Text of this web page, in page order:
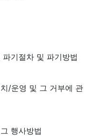
기절차 및 파기방법
/운영 및 그 거부에 관
행사방법